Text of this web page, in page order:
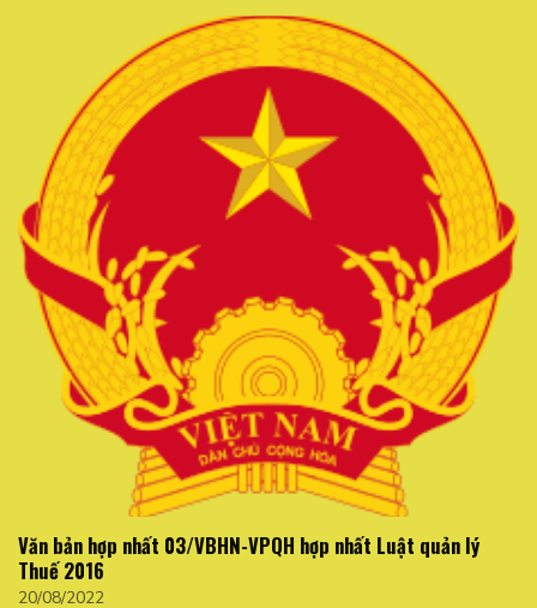
Văn bản hợp nhất 03/VBHN-VPQH hợp nhất Luật quản lý
Thuế 2016
20/08/2022